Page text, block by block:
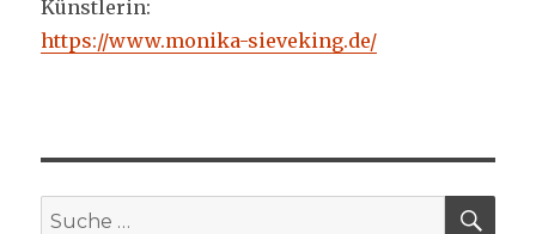
Künstlerin:
https://www.monika-sieveking.de/
Suche